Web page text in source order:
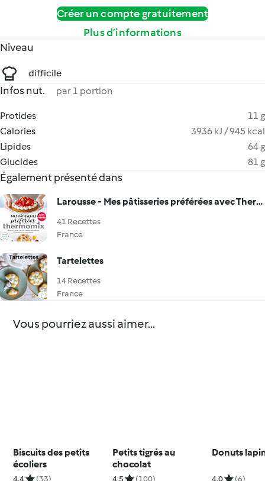
Créer un compte gratuitement
Plus d’informations
Niveau
difficile
Infos nut. par 1 portion
Protides
11 g
Calories
3936 kJ / 945 kcal
Lipides
64 g
Glucides
81 g
Également présenté dans
Larousse - Mes pâtisseries préférées avec Thermomix® - Desserts, Goûters, Pâques
41 Recettes
France
Tartelettes
14 Recettes
France
Vous pourriez aussi aimer...
Biscuits des petits
écoliers
4.4 (33)
Petits tigrés au
chocolat
4.5 (100)
Donuts
4.0 (6)